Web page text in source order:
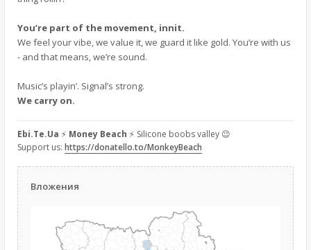
You’re part of the movement, innit.
We feel your vibe, we value it, we guard it like gold. You’re with us
- and that means, we’re sound.
Music’s playin’. Signal’s strong.
We carry on.
Ebi.Te.Ua ⚡ Money Beach ⚡ Silicone boobs valley 😉
Support us: https://donatello.to/MonkeyBeach
Вложения